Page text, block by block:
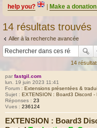
help you?
Make a donation
14 résultats trouvés
Aller à la recherche avancée
14
par fastgil.com
lun. 19 juin 2023 11:41
Forum : Extensions présentées &
Sujet : EXTENSION : Board3 Discord
Réponses : 23
Vues : 236124
EXTENSION : Board3